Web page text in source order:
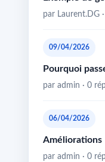
par Laurent.DG
09/04/2026
Pourquoi
par admin · 0
06/04/2026
Améliorations
par admin · 0